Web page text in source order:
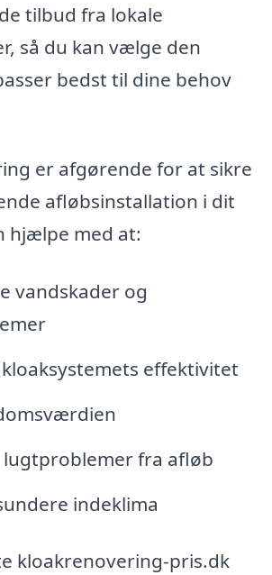
tilbud fra lokale
så du kan vælge den
bedst til dine behov
er afgørende for at sikre
afløbsinstallation i dit
hjælpe med at:
vandskader og
effektivitet
lugtproblemer fra afløb
indeklima
kloakrenovering-pris.dk